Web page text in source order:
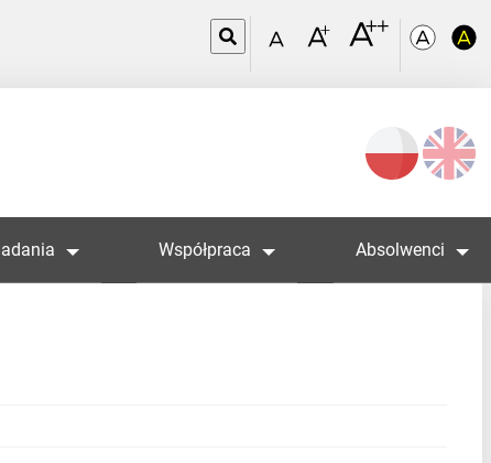
Wybierz
język
Współpraca Absolwenci